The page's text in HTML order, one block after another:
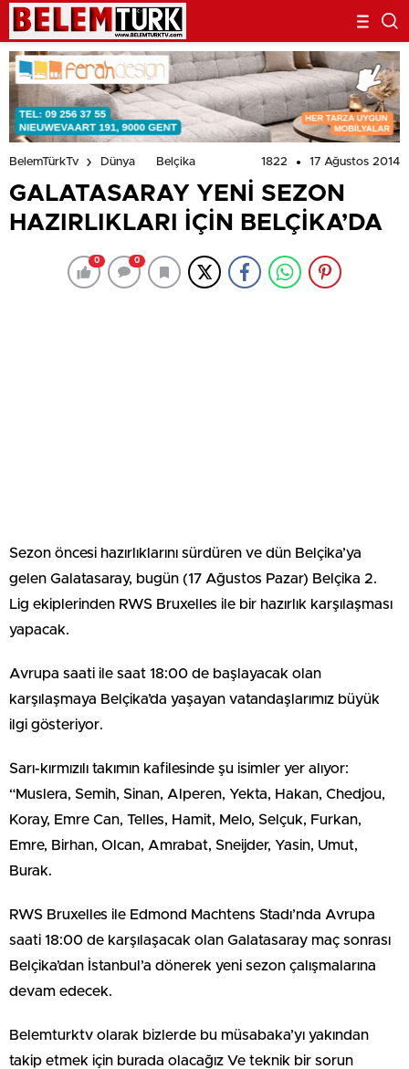
BelemTürkTv Dünya Belçika 1822 17 Ağustos 2014
GALATASARAY YENİ SEZON
HAZIRLIKLARI İÇİN BELÇİKA’DA
0 0
Sezon öncesi hazırlıklarını sürdüren ve dün Belçika’ya
gelen Galatasaray, bugün (17 Ağustos Pazar) Belçika 2.
Lig ekiplerinden RWS Bruxelles ile bir hazırlık karşılaşması
yapacak.
Avrupa saati ile saat 18:00 de başlayacak olan
karşılaşmaya Belçika’da yaşayan vatandaşlarımız büyük
ilgi gösteriyor.
Sarı-kırmızılı takımın kafilesinde şu isimler yer alıyor:
“Muslera, Semih, Sinan, Alperen, Yekta, Hakan, Chedjou,
Koray, Emre Can, Telles, Hamit, Melo, Selçuk, Furkan,
Emre, Birhan, Olcan, Amrabat, Sneijder, Yasin, Umut,
Burak.
RWS Bruxelles ile Edmond Machtens Stadı’nda Avrupa
saati 18:00 de karşılaşacak olan Galatasaray maç sonrası
Belçika’dan İstanbul’a dönerek yeni sezon çalışmalarına
devam edecek.
Belemturktv olarak bizlerde bu müsabaka’yı yakından
takip etmek için burada olacağız Ve teknik bir sorun